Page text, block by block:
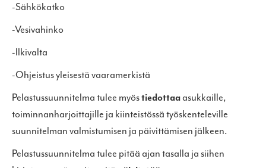
-Sähkökatko
-Vesivahinko
-Ilkivalta
-Ohjeistus yleisestä vaaramerkistä
Pelastussuunnitelma tulee myöstiedottaaasukkaille,
toiminnanharjoittajille ja kiinteistössä työskenteleville
suunnitelman valmistumisen ja päivittämisen jälkeen.
Pelastussuunnitelma tulee pitää ajan tasalla ja siihen